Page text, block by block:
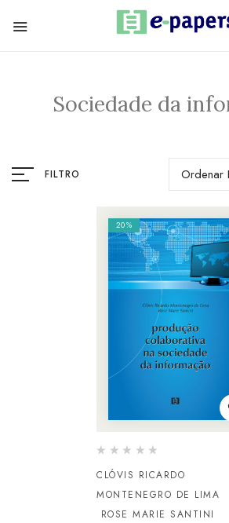
Sociedade da
FILTRO Ordenar
20%
CLÓVIS RICARDO
MONTENEGRO DE LIMA
ROSE MARIE SANTINI